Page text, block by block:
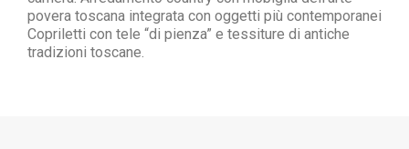
povera toscana integrata con oggetti più contemporanei
Copriletti con tele “di pienza” e tessiture di antiche
tradizioni toscane.